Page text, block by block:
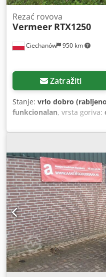
Ciechanów 950 km
Rezać rovova
Vermeer RTX1250
Zatražiti
Stanje: vrlo dobro
funkcionalan, vrsta goriva:
,
Twt Te Ahmoa